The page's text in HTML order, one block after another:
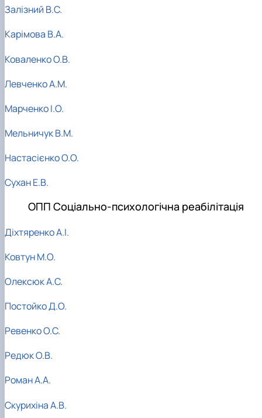
Залізний В.С.
Карімова В.А.
Коваленко О.В.
Левченко А.М.
Марченко І.О.
Мельничук В.М.
Настасієнко О.О.
Сухан Е.В.
ОПП Соціально-психологічна реабілітація
Діхтяренко А.І.
Ковтун М.О.
Олексюк А.С.
Постойко Д.О.
Ревенко О.С.
Редюк О.В.
Роман А.А.
Скурихіна А.В.